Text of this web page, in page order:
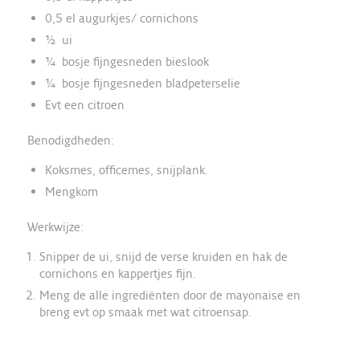
0,5 el augurkjes/ cornichons
½ ui
¼ bosje fijngesneden bieslook
¼ bosje fijngesneden bladpeterselie
Evt een citroen
Benodigdheden:
Koksmes, officemes, snijplank.
Mengkom
Werkwijze:
Snipper de ui, snijd de verse kruiden en hak de
cornichons en kappertjes fijn.
Meng de alle ingrediënten door de mayonaise en
breng evt op smaak met wat citroensap.